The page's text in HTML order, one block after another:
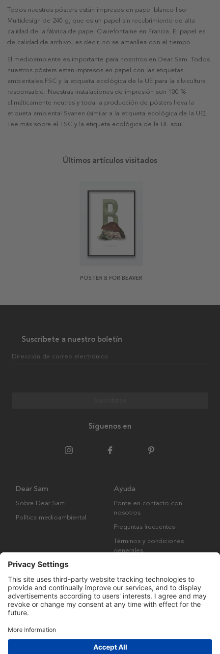
Todos nuestros pósters están impresos en papel blanco liso
Multidesign de 240 g, que es un papel sin recubrimiento de alta
calidad de la fábrica de papel Clairefontaine en Francia. El papel es
de calidad de archivo, es decir, no se amarillea con el tiempo.
El medioambiente es importante para nosotros en Dear Sam. Todos
nuestros pósters están impresos en papel con las etiquetas
ambientales FSC y la etiqueta ecológica de la UE para la silvicultura
responsable. Nuestras instalaciones de impresión son 100 %
climáticamente neutras y toda la producción de pósters lleva la
etiqueta ambiental Svanen (similar a la etiqueta ecológica de la UE).
Lee más sobre el FSC y la etiqueta ecológica de la UE aquí.
Últimos artículos visitados
POSTER B FOR BEAVER
Suscríbete a nuestro boletín
Dirección de correo electrónico
Síguenos en
Dear Sam
Sobre Dear Sam
Política medioambiental
Ayuda
Ponte en contacto con
nosotros
Preguntas frecuentes
Términos y condiciones
generales
Derechos de autor © Many Brands AB 2023. Todos los derechos